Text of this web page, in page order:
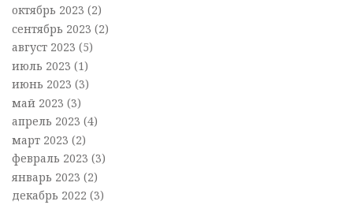
октябрь 2023 (2)
сентябрь 2023 (2)
август 2023 (5)
июль 2023 (1)
июнь 2023 (3)
май 2023 (3)
апрель 2023 (4)
март 2023 (2)
февраль 2023 (3)
январь 2023 (2)
декабрь 2022 (3)